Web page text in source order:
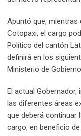
Apuntó que, mientras
Cotopaxi, el cargo
Político del cantón
definirá en los
Ministerio de Gobierno.
El actual Gobernador,
las diferentes áreas
que deberá continuar
cargo, en beneficio